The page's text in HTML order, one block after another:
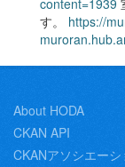
content=1939
す。 https://
About HODA
CKAN API
CKANアソシエーシ